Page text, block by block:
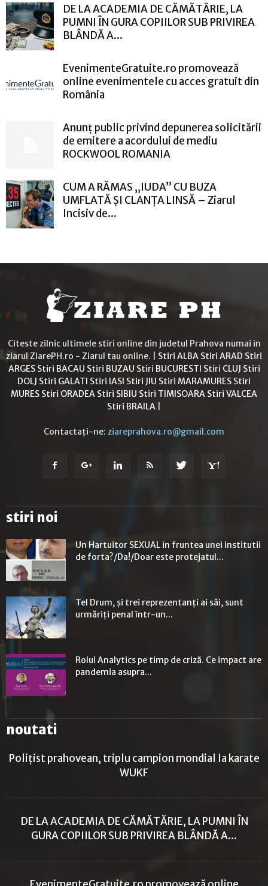
DE LA ACADEMIA DE CĂMĂTĂRIE, LA
PUMNI ÎN GURA COPIILOR SUB PRIVIREA
BLÂNDĂ A...
EvenimenteGratuite.ro promovează
online evenimentele cu acces gratuit din
România
Anunț public privind depunerea solicitării
de emitere a acordului de mediu
ROCKWOOL ROMANIA
CUM A RĂMAS „IUDA” CU BUZA
UMFLATĂ ȘI CLANȚA LINSĂ – Ziarul
Incisiv de...
Citeste zilnic ultimele stiri online din judetul Prahova numai in
ziarul ZiarePH.ro - Ziarul tau online. | Stiri ALBA Stiri ARAD Stiri
ARGES Stiri BACAU Stiri BUZAU Stiri BUCURESTI Stiri CLUJ Stiri
DOLJ Stiri GALATI Stiri IASI Stiri JIU Stiri MARAMURES Stiri
MURES Stiri ORADEA Stiri SIBIU Stiri TIMISOARA Stiri VALCEA
Stiri BRAILA
Contactați-ne: ziareprahova.ro@gmail.com
stiri noi
Un Hartuitor SEXUAL in fruntea unei institutii
de forta?/Da!/Doar este protejatul...
Tel Drum, şi trei reprezentanţi ai săi, sunt
urmăriţi penal într-un...
Rolul Analytics pe timp de criză. Ce impact are
pandemia asupra...
noutati
Polițist prahovean, triplu campion mondial la karate
WUKF
DE LA ACADEMIA DE CĂMĂTĂRIE, LA PUMNI ÎN
GURA COPIILOR SUB PRIVIREA BLÂNDĂ A...